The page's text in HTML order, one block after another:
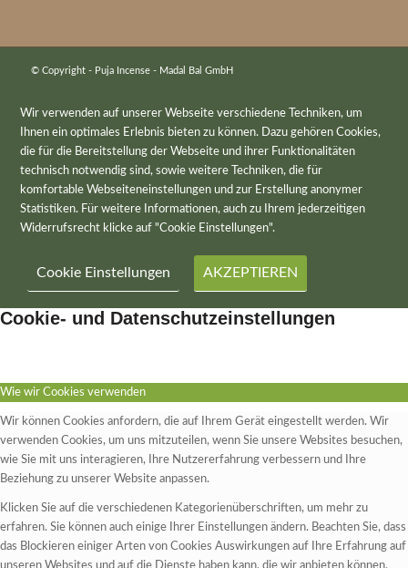
© Copyright - Puja Incense - Madal Bal GmbH
Wir verwenden auf unserer Webseite verschiedene Techniken, um
Ihnen ein optimales Erlebnis bieten zu können. Dazu gehören Cookies,
die für die Bereitstellung der Webseite und ihrer Funktionalitäten
technisch notwendig sind, sowie weitere Techniken, die für
komfortable Webseiteneinstellungen und zur Erstellung anonymer
Statistiken. Für weitere Informationen, auch zu Ihrem jederzeitigen
Widerrufsrecht klicke auf "Cookie Einstellungen".
Cookie Einstellungen AKZEPTIEREN
Cookie- und Datenschutzeinstellungen
Wie wir Cookies verwenden
Wir können Cookies anfordern, die auf Ihrem Gerät eingestellt werden. Wir
verwenden Cookies, um uns mitzuteilen, wenn Sie unsere Websites besuchen,
wie Sie mit uns interagieren, Ihre Nutzererfahrung verbessern und Ihre
Beziehung zu unserer Website anpassen.
Klicken Sie auf die verschiedenen Kategorienüberschriften, um mehr zu
erfahren. Sie können auch einige Ihrer Einstellungen ändern. Beachten Sie, dass
das Blockieren einiger Arten von Cookies Auswirkungen auf Ihre Erfahrung auf